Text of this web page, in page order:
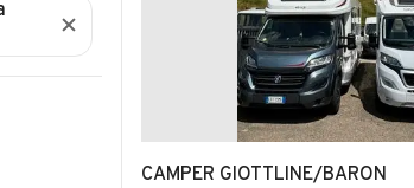
CAMPER GIOTTLINE/BARON